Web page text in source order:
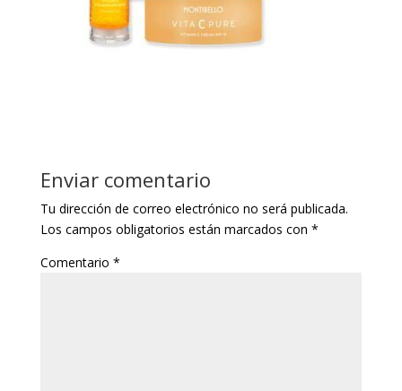
Enviar comentario
Tu dirección de correo electrónico no será publicada.
Los campos obligatorios están marcados con *
Comentario *